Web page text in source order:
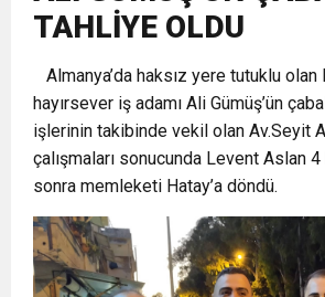
ve Onur Nişanesidir
6:19
CUMHURİYET BAYRAMI MESAJI
17:36 KURUMLAR VERGİSİ ERTELENDİ
1:00 İTSO İŞ-KUR SGK TOPLANTI
DUYURUSU
21:40 CEYLANDERE’DE BAŞKAN EMRAH
TAHLİYE OLDU
Almanya’da haksız yere tutuklu
hayırsever iş adamı Ali Gümüş’ün
işlerinin takibinde vekil olan Av.Seyit
çalışmaları sonucunda Levent Aslan 4
sonra memleketi Hatay’a döndü.